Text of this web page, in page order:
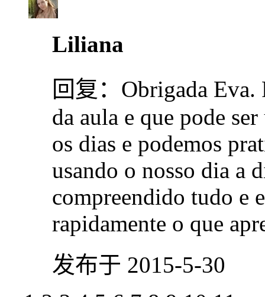
Liliana
回复： Obrigada Eva.
da aula e que pode
os dias e podemos
usando o nosso dia a
compreendido tudo e
rapidamente o que
发布于 2015-5-30